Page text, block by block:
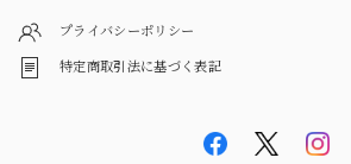
プライバシーポリシー
特定商取引法に基づく表記